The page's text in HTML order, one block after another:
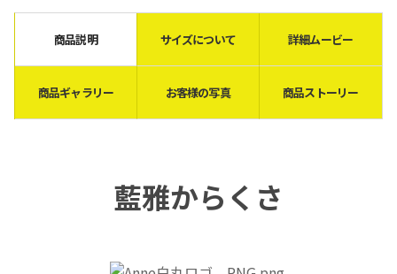
商品説明 サイズについて 詳細ムービー
商品ギャラリー お客様の写真 商品ストーリー
藍雅からくさ